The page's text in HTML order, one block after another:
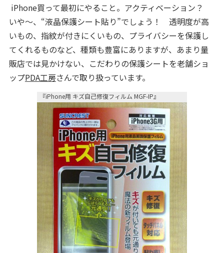
iPhone買って最初にやること。アクティベーション？
いや～、“液晶保護シート貼り”でしょう！ 透明度が高
いもの、指紋が付きにくいもの、プライバシーを保護し
てくれるものなど、種類も豊富にありますが、あまり量
販店では見かけない、こだわりの保護シートを老舗ショ
ップPDA工房さんで取り扱っています。
『iPhone用 キズ自己修復フィルム MGF-IP』